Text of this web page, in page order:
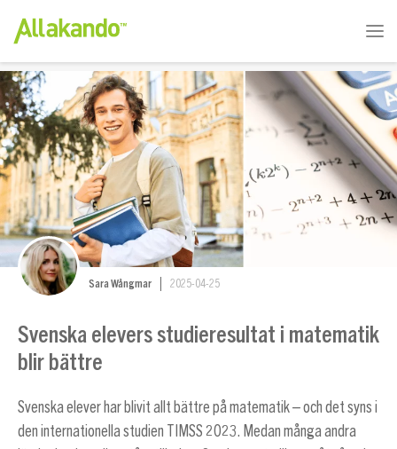
Sara Wångmar 2025-04-25
Svenska elevers studieresultat i matematik
blir bättre
Svenska elever har blivit allt bättre på matematik – och det syns i
den internationella studien TIMSS 2023. Medan många andra